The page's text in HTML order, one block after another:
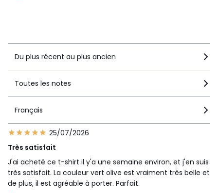
Du plus récent au plus ancien
Toutes les notes
Français
25/07/2026
Très satisfait
J'ai acheté ce t-shirt il y'a une semaine environ, et j'en suis
très satisfait. La couleur vert olive est vraiment très belle et
de plus, il est agréable à porter. Parfait.